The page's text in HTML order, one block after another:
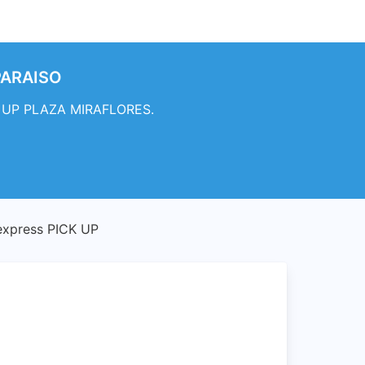
PLAZA MIRAFLORES.
PICK UP